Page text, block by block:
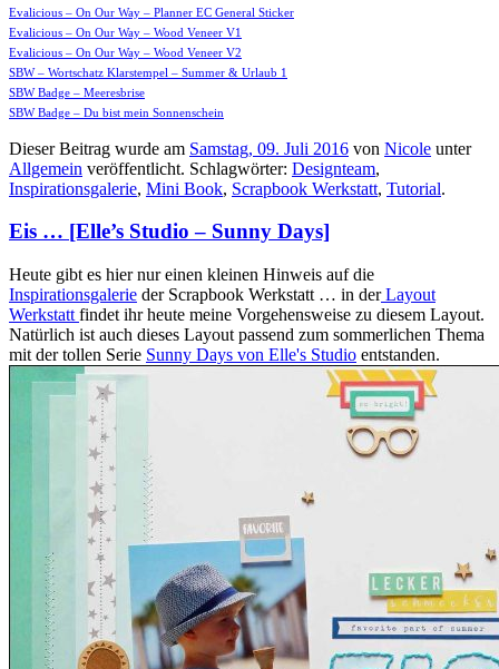
Evalicious – On Our Way – Planner EC General Sticker
Evalicious – On Our Way – Wood Veneer V1
Evalicious – On Our Way – Wood Veneer V2
SBW – Wortschatz Klarstempel – Summer & Urlaub 1
SBW Badge – Meeresbrise
SBW Badge – Du bist mein Sonnenschein
Dieser Beitrag wurde am Samstag, 09. Juli 2016 von Nicole unter
Allgemein veröffentlicht. Schlagwörter: Designteam,
Inspirationsgalerie, Mini Book, Scrapbook Werkstatt, Tutorial.
Eis … [Elle’s Studio – Sunny Days]
Heute gibt es hier nur einen kleinen Hinweis auf die
Inspirationsgalerie der Scrapbook Werkstatt … in derLayout
Werkstatt findet ihr heute meine Vorgehensweise zu diesem Layout.
Natürlich ist auch dieses Layout passend zum sommerlichen Thema
mit der tollen Serie Sunny Days von Elle's Studio entstanden.